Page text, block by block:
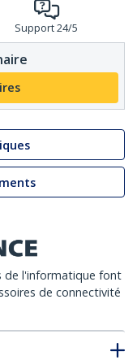
Support 24/5
de l'informatique font
de connectivité